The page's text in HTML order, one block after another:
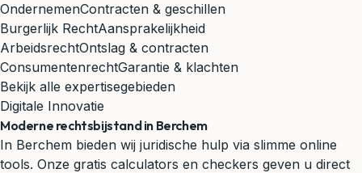
OndernemenContracten & geschillen
Burgerlijk RechtAansprakelijkheid
ArbeidsrechtOntslag & contracten
ConsumentenrechtGarantie & klachten
Bekijk alle expertisegebieden
Digitale Innovatie
Moderne rechtsbijstand in Berchem
In Berchem bieden wij juridische hulp via slimme online
tools. Onze gratis calculators en checkers geven u direct